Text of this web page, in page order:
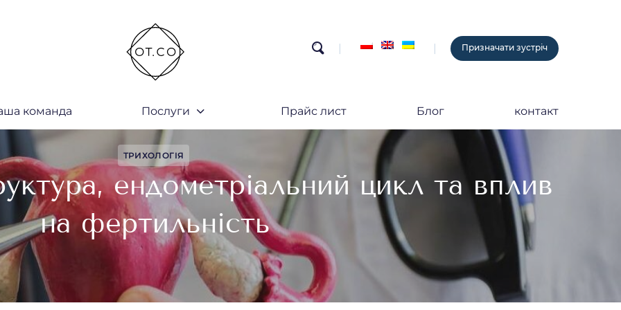
Призначати зустріч
команда Послуги Прайс лист Блог контакт
ТРИХОЛОГІЯ
ендометріальний цикл та вплив
на фертильність